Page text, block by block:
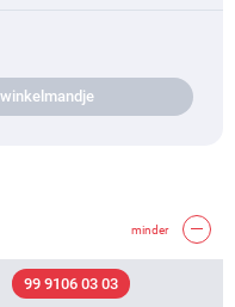
minder
99 9106 03 03